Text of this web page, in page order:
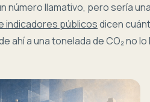
número llamativo, pero sería
indicadores públicosdicen
ahí a una tonelada de CO₂ no